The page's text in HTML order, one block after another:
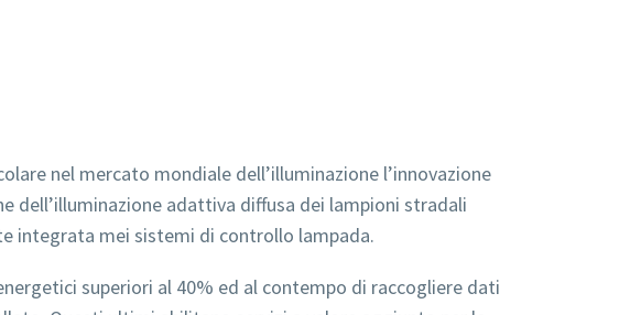
nel mercato mondiale dell’illuminazione l’innovazione
dell’illuminazione adattiva diffusa dei lampioni stradali
integrata mei sistemi di controllo lampada.
superiori al 40% ed al contempo di raccogliere dati